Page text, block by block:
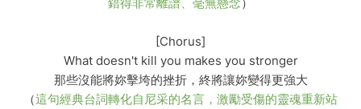
[Chorus]
What doesn't kill you makes you stronger
那些沒能將妳擊垮的挫折，終將讓妳變得更強大
（這句經典台詞轉化自尼采的名言，激勵受傷的靈魂重新站